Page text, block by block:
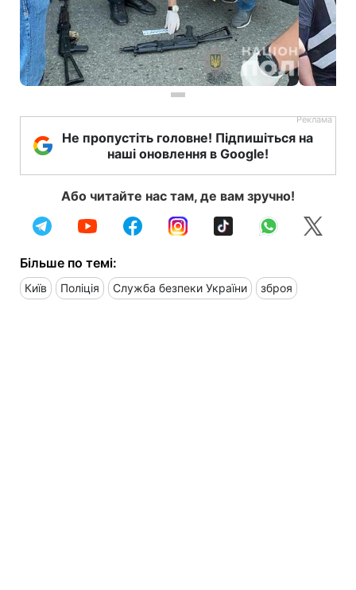
Не пропустіть головне! Підпишіться на
наші оновлення в Google!
Або читайте нас там, де вам зручно!
Більше по темі:
Київ Поліція Служба безпеки України зброя